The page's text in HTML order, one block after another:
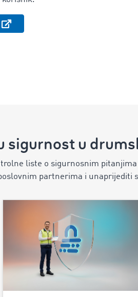
sigurnost u
liste o sigurnosnim
partnerima i unaprijediti